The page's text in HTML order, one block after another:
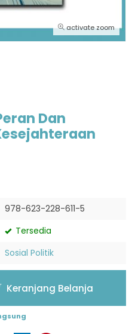
activate zoom
Dan
978-623-228-611-5
Tersedia
Sosial Politik
Keranjang Belanja